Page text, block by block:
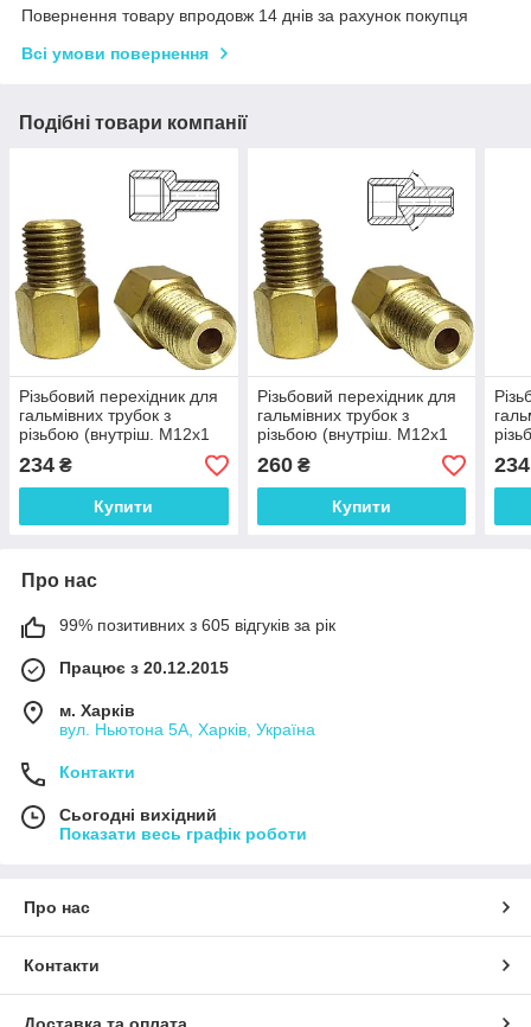
Повернення товару впродовж 14 днів за рахунок покупця
Всі умови повернення
Подібні товари компанії
Різьбовий перехідник для
гальмівних трубок з
різьбою (внутріш. М12x1
мм-зовніш. М10x1.25 мм.
Латунь) - В121-Н102л
234 ₴
Купити
Різьбовий перехідник для
гальмівних трубок з
різьбою (внутріш. М12x1
мм-зовніш. М10x1.25 мм.
Латунь) - В121^-Н102л
260₴
Купити
234
Про нас
99% позитивних з 605 відгуків за рік
Працює з 20.12.2015
м. Харків
вул. Ньютона 5А, Харків, Україна
Контакти
Сьогодні вихідний
Показати весь графік роботи
Про нас
Контакти